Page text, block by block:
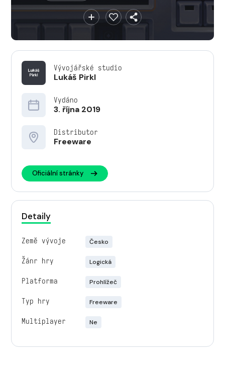
Vývojářské studio
Lukáš Pirkl
Vydáno
3. října 2019
Distributor
Freeware
Oficiální stránky
Detaily
Země vývoje Česko
Žánr hry Logická
Platforma Prohlížeč
Typ hry Freeware
Multiplayer Ne